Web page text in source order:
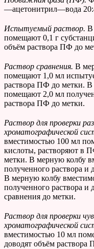
—ацетонитрил—вода
Испытуемый раствор. В
помещают 0,1 г
объём раствора ПФ до
Раствор сравнения. В
помещают 1,0 мл
раствора ПФ до метки.
помещают 2,0 мл
раствора ПФ до метки.
Раствор для проверки
хроматографической
вместимостью 100 мл
кислоты, растворяют в
метки. В мерную колбу
полученного раствора и
В мерную колбу
полученного раствора и
сравнения до метки.
Раствор для проверки
хроматографической
вместимостью 10 мл
доводят объём раствора